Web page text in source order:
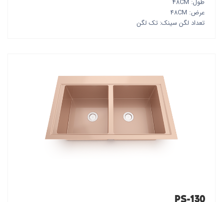
طول: 48CM
عرض: 48CM
تعداد لگن سینک: تک لگن